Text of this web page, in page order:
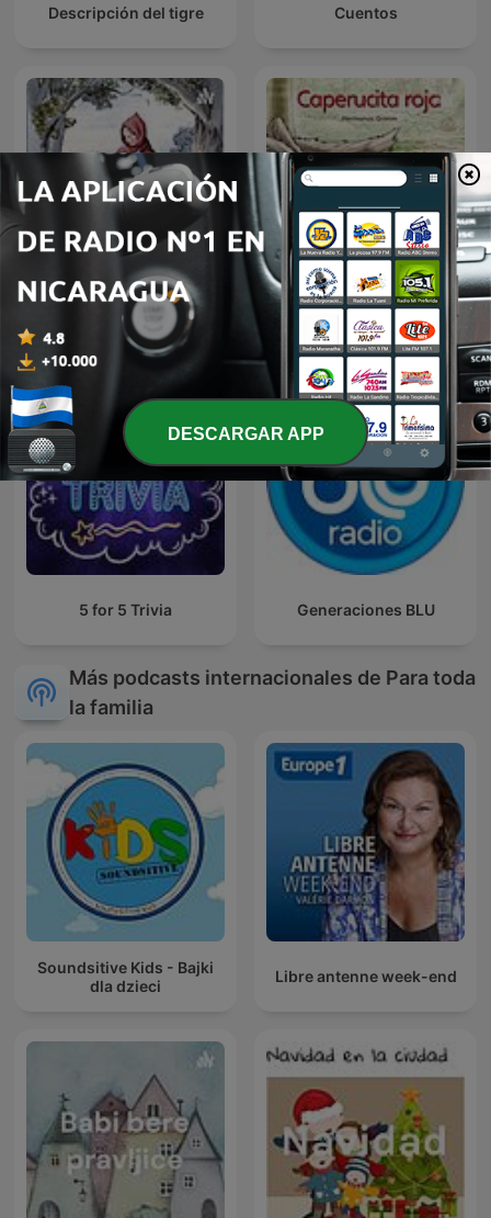
Descripción del tigre Cuentos
Caperucita Roja
Conferencia Caperucita
Roja
5 for 5 Trivia Generaciones BLU
Más podcasts internacionales de Para toda
la familia
Soundsitive Kids - Bajki
dla dzieci
Libre antenne week-end
DESCARGAR APP